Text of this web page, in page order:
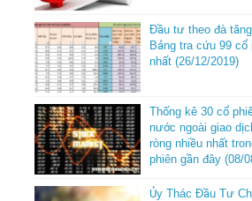
Đầu tư theo đà
Bảng tra cứu 99 cổ
nhất (26/12/2019)
Thống kê 30 cổ
nước ngoài giao
ròng nhiều nhất
phiên gần đây (08/
Ủy Thác Đầu Tư